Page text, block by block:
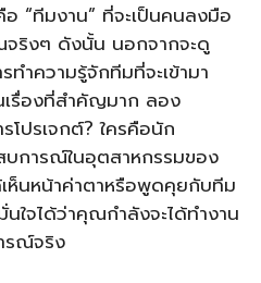
อ “ทีมงาน” ที่จะเป็นคนลงมือ
จริงๆ ดังนั้น นอกจากจะดู
ำความรู้จักทีมที่จะเข้ามา
รื่องที่สำคัญมาก ลอง
โปรเจกต์? ใครคือนัก
บการณ์ในอุตสาหกรรมของ
ห็นหน้าค่าตาหรือพูดคุยกับทีม
ใจได้ว่าคุณกำลังจะได้ทำงาน
รณ์จริง